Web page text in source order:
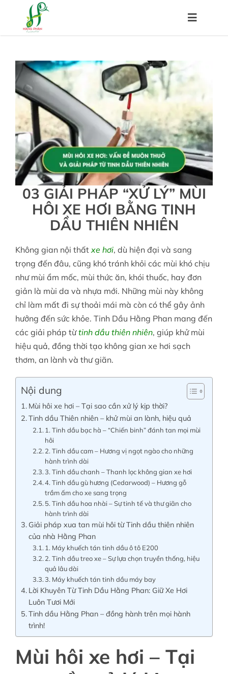
content
Toggle
Trang chủ
Về chúng tôi
Sản phẩm
Hệ thống đại lý
Chính sách
Tin tức
Liên hệ
Tài khoản
03 GIẢI PHÁP “XỬ LÝ” MÙI
HÔI XE HƠI BẰNG TINH
DẦU THIÊN NHIÊN
Không gian nội thấtxe hơi, dù hiện đại và sang
trọng đến đâu, cũng khó tránh khỏi các mùi khó chịu
như mùi ẩm mốc, mùi thức ăn, khói thuốc, hay đơn
giản là mùi da và nhựa mới. Những mùi này không
chỉ làm mất đi sự thoải mái mà còn có thể gây ảnh
hưởng đến sức khỏe. Tinh Dầu Hằng Phan mang đến
các giải pháp từtinh dầu thiên nhiên, giúp khử mùi
hiệu quả, đồng thời tạo không gian xe hơi sạch
thơm, an lành và thư giãn.
Nội dung
Mùi hôi xe hơi – Tại sao cần xử lý kịp thời?
Tinh dầu Thiên nhiên – khử mùi an lành, hiệu quả
1. Tinh dầu bạc hà – “Chiến binh” đánh tan mọi mùi
hôi
2. Tinh dầu cam – Hương vị ngọt ngào cho những
hành trình dài
3. Tinh dầu chanh – Thanh lọc không gian xe hơi
4. Tinh dầu gù hương (Cedarwood) – Hương gỗ
trầm ấm cho xe sang trọng
5. Tinh dầu hoa nhài – Sự tinh tế và thư giãn cho
hành trình dài
Giải pháp xua tan mùi hôi từ Tinh dầu thiên nhiên
của nhà Hằng Phan
1. Máy khuếch tán tinh dầu ô tô E200
2. Tinh dầu treo xe – Sự lựa chọn truyền thống, hiệu
quả lâu dài
3. Máy khuếch tán tinh dầu máy bay
Lời Khuyên Từ Tinh Dầu Hằng Phan: Giữ Xe Hơi
Luôn Tươi Mới
Tinh dầu Hằng Phan – đồng hành trên mọi hành
trình!
Mùi hôi xe hơi – Tại